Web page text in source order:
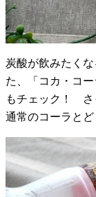
炭酸が飲みたく
た、「コカ・コー
もチェック！ さ
通常のコーラと